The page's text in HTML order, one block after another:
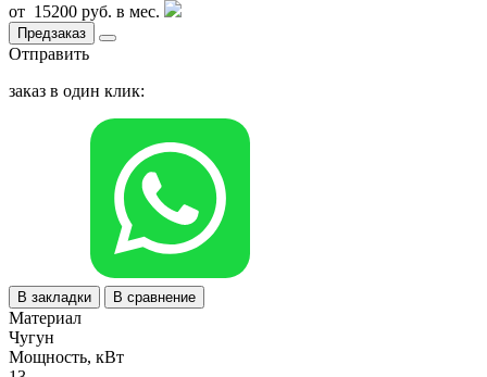
от 15200 руб. в мес.
Предзаказ
Отправить
заказ в один клик:
В закладки В сравнение
Материал
Чугун
Мощность, кВт